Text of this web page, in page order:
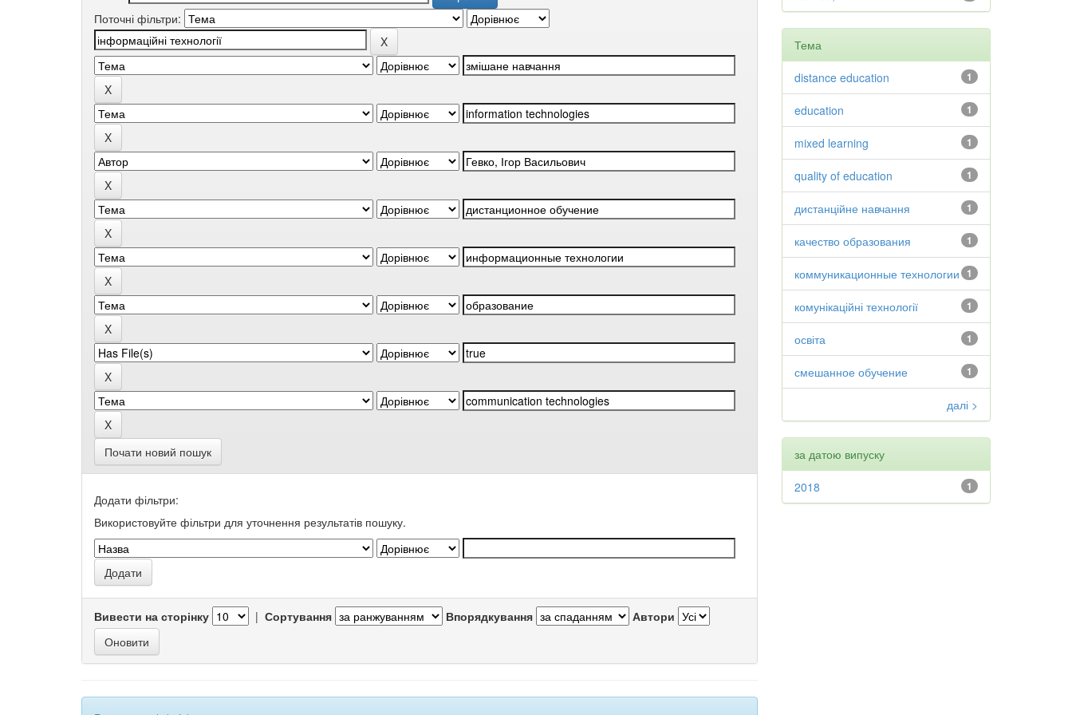
Поточні фільтри:
Почати новий пошук
Додати фільтри:
Використовуйте фільтри для уточнення результатів пошуку.
Вивести на сторінку | Сортування Впорядкування Автори
Тема
1
distance education
1
education
1
mixed learning
1
quality of education
1
дистанційне навчання
1
качество образования
1
коммуникационные технологии
1
комунікаційні технології
1
освіта
1
смешанное обучение
далі >
за датою випуску
1
2018